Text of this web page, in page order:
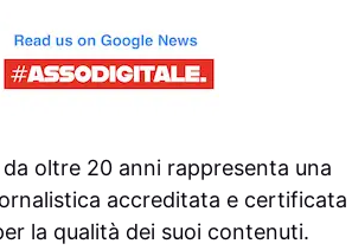
da oltre 20 anni rappresenta una
accreditata e certificata
la qualità dei suoi contenuti.